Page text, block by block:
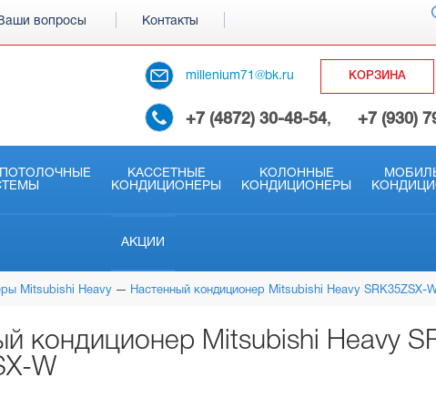
вопросы Контакты
millenium71@bk.ru КОРЗИНА
+7 (4872) 30-48-54, +7 (930)
КАССЕТНЫЕ
КОНДИЦИОНЕРЫ
КОЛОННЫЕ
КОНДИЦИОНЕРЫ
АКЦИИ
Mitsubishi Heavy Настенный кондиционер Mitsubishi Heavy SRK35ZSX-
кондиционер Mitsubishi Heavy
W